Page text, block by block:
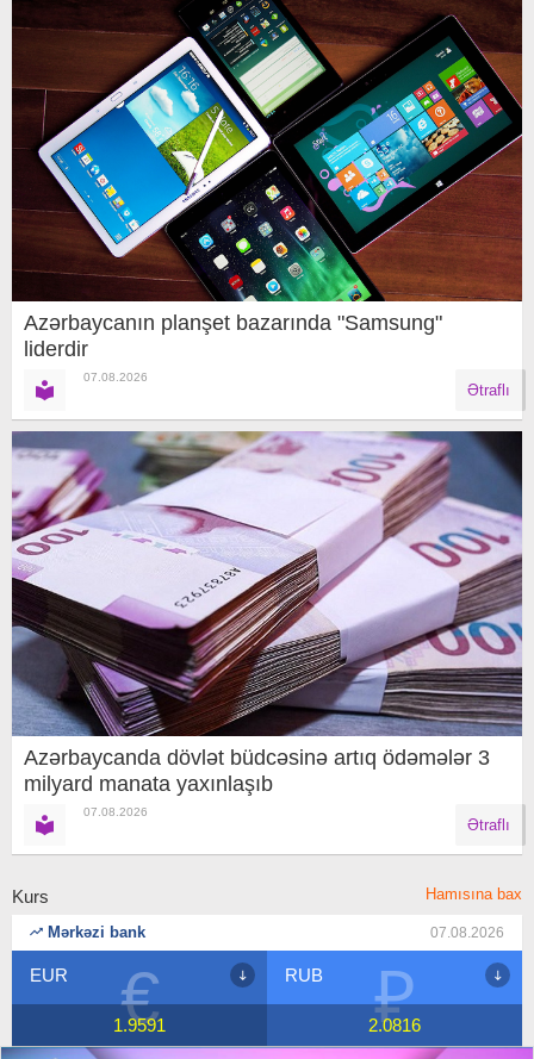
Azərbaycanın planşet bazarında "Samsung"
liderdir
07.08.2026
Ətraflı
Azərbaycanda dövlət büdcəsinə artıq ödəmələr 3
milyard manata yaxınlaşıb
07.08.2026
Ətraflı
Kurs Hamısına bax
Mərkəzi bank 07.08.2026
₽
RUB
2.0816 $
USD
1.7